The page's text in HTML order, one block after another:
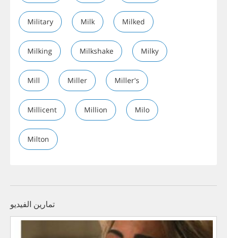
Military Milk Milked
Milking Milkshake Milky
Mill Miller Miller's
Millicent Million Milo
Milton
تمارين الفيديو